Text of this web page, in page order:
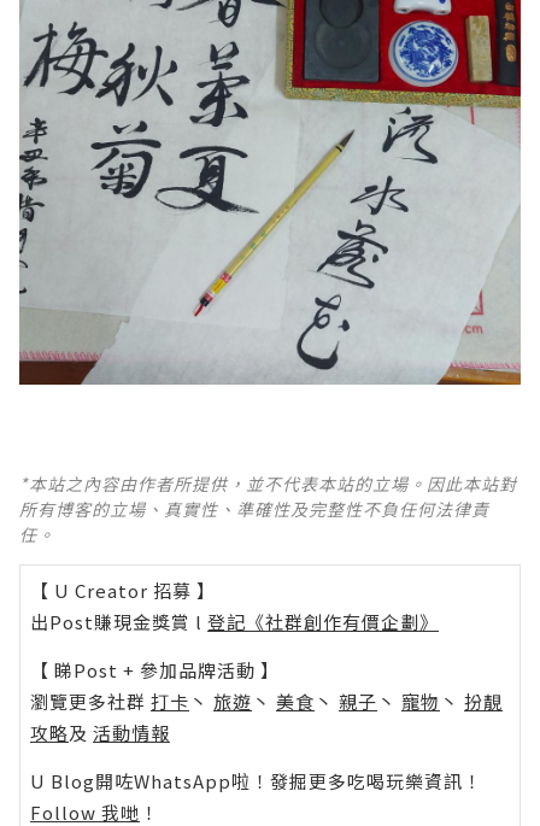
*本站之內容由作者所提供，並不代表本站的立場。因此本站對
所有博客的立場、真實性、準確性及完整性不負任何法律責
任。
【 U Creator 招募 】
出Post賺現金獎賞 l 登記《社群創作有價企劃》
【 睇Post + 參加品牌活動 】
瀏覽更多社群 打卡 丶 旅遊 丶 美食 丶 親子 丶 寵物 丶 扮靚
攻略及 活動情報
U Blog開咗WhatsApp啦！發掘更多吃喝玩樂資訊！
Follow 我哋 ！